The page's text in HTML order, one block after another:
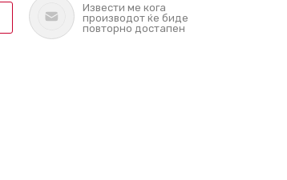
Извести ме кога
производот ќе биде
повторно достапен